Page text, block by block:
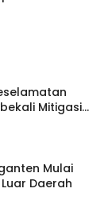
Internasional
Mitigasi
Mulai
Daerah